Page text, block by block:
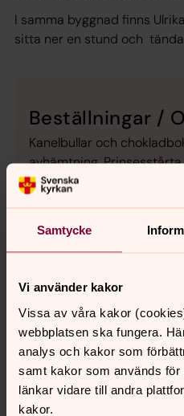
Samtycke
Vi använder kakor
Vissa av våra kakor
webbplatsen ska fungera.
analys och kakor som
samt kakor som används
länkar vidare till andra
kakor.
I samma byggnad finns
sitta ner en stund och tända
Beställningar /
Kanelbullar och
avhämtning.
av tid.
Svenska kyrkan erbjuder
Vid beställning eller
Priser
Kanelbullar £2:50
Chokladboll £1:50
Prinsesstårta £40
För övriga priser vänligen